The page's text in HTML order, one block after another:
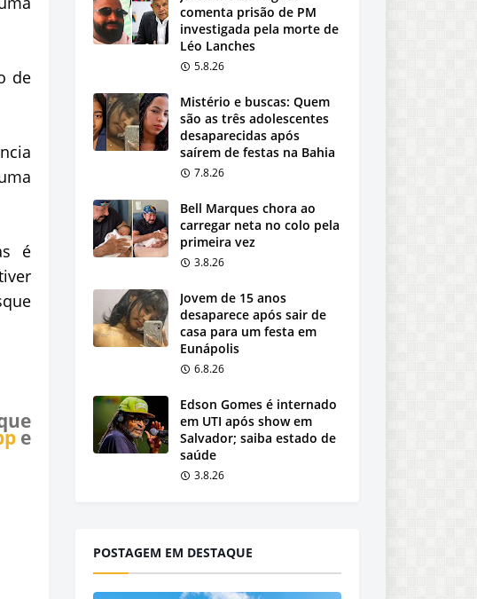
de
é
e
comenta prisão de PM
investigada pela morte de
Léo Lanches
5.8.26
Mistério e buscas: Quem
são as três adolescentes
desaparecidas após
saírem de festas na Bahia
7.8.26
Bell Marques chora ao
carregar neta no colo pela
primeira vez
3.8.26
Jovem de 15 anos
desaparece após sair de
casa para um festa em
Eunápolis
6.8.26
Edson Gomes é internado
em UTI após show em
Salvador; saiba estado de
saúde
3.8.26
POSTAGEM EM DESTAQUE